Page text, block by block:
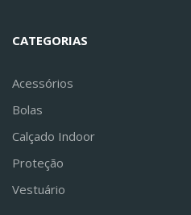
CATEGORIAS
Acessórios
Bolas
Calçado Indoor
Proteção
Vestuário